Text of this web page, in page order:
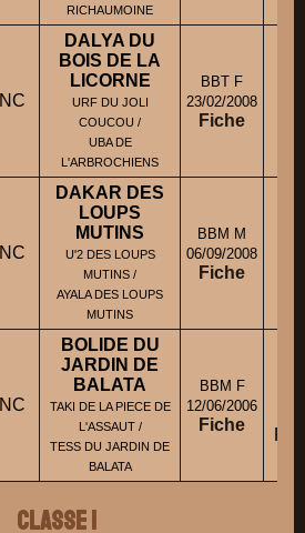
RICHAUMOINE
NC
DALYA DU
BOIS DE LA
LICORNE
URF DU JOLI
COUCOU /
UBA DE
L'ARBROCHIENS
BBT F
23/02/2008
Fiche
NC
DAKAR DES
LOUPS
MUTINS
U'2 DES LOUPS
MUTINS /
AYALA DES LOUPS
MUTINS
BBM M
06/09/2008
Fiche
NC
BOLIDE DU
JARDIN DE
BALATA
TAKI DE LA PIECE DE
L'ASSAUT /
TESS DU JARDIN DE
BALATA
BBM F
12/06/2006
Fiche
Classe 1